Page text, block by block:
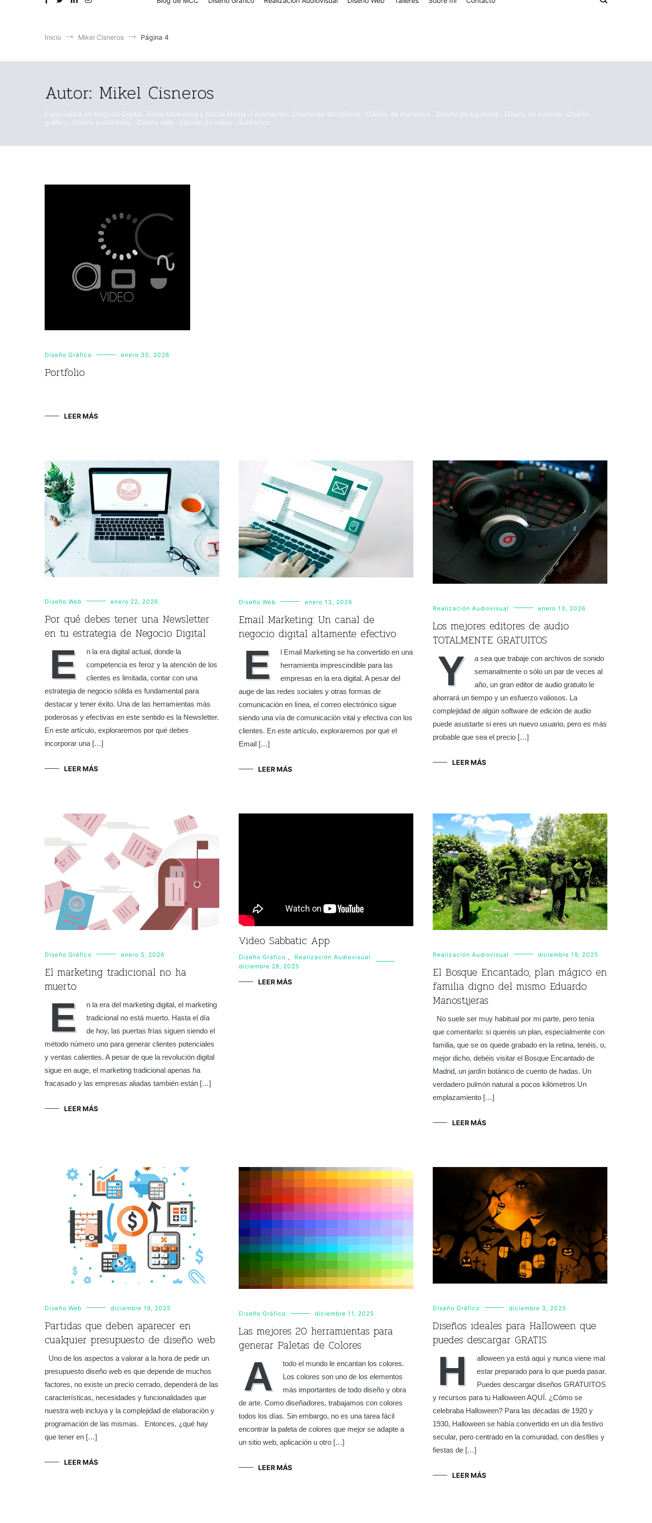
Inicio Mikel Cisneros Página 4
Autor: Mikel Cisneros
Especialista en Negocio Digital, Video Marketing y Social Media // Animación · Diseño de WordPress · Diseño de impresión · Diseño de logotipos · Diseño de marcas · Diseño
gráfico · Diseño publicitario · Diseño web · Edición de vídeo · Ilustración
Diseño Gráfico enero 30, 2026
Portfolio
LEER MÁS
Diseño Web enero 22, 2026
Por qué debes tener una Newsletter
en tu estrategia de Negocio Digital
E
n la era digital actual, donde la
competencia es feroz y la atención de los
clientes es limitada, contar con una
estrategia de negocio sólida es fundamental para
destacar y tener éxito. Una de las herramientas más
poderosas y efectivas en este sentido es la Newsletter.
En este artículo, exploraremos por qué debes
incorporar una […]
LEER MÁS
Diseño Web enero 13, 2026
Email Marketing: Un canal de
negocio digital altamente efectivo
E
l Email Marketing se ha convertido en una
herramienta imprescindible para las
empresas en la era digital. A pesar del
auge de las redes sociales y otras formas de
comunicación en línea, el correo electrónico sigue
siendo una vía de comunicación vital y efectiva con los
clientes. En este artículo, exploraremos por qué el
Email […]
LEER MÁS
Realización Audiovisual enero 13, 2026
Los mejores editores de audio
TOTALMENTE GRATUITOS
Y
a sea que trabaje con archivos de sonido
semanalmente o sólo un par de veces al
año, un gran editor de audio gratuito le
ahorrará un tiempo y un esfuerzo valiosos. La
complejidad de algún software de edición de audio
puede asustarte si eres un nuevo usuario, pero es más
probable que sea el precio […]
LEER MÁS
Diseño Gráfico enero 5, 2026
El marketing tradicional no ha
muerto
E
n la era del marketing digital, el marketing
tradicional no está muerto. Hasta el día
de hoy, las puertas frías siguen siendo el
método número uno para generar clientes potenciales
y ventas calientes. A pesar de que la revolución digital
sigue en auge, el marketing tradicional apenas ha
fracasado y las empresas aliadas también están […]
LEER MÁS
Video Sabbatic App
Diseño Gráfico ,
Realización Audiovisual
diciembre 28, 2025
LEER MÁS
Realización Audiovisual diciembre 19, 2025
El Bosque Encantado, plan mágico en
familia digno del mismo Eduardo
Manostijeras
No suele ser muy habitual por mi parte, pero tenía
que comentarlo: si queréis un plan, especialmente con
familia, que se os quede grabado en la retina, tenéis, o,
mejor dicho, debéis visitar el Bosque Encantado de
Madrid, un jardín botánico de cuento de hadas. Un
verdadero pulmón natural a pocos kilómetros Un
emplazamiento […]
LEER MÁS
Diseño Web diciembre 19, 2025
Partidas que deben aparecer en
cualquier presupuesto de diseño web
Uno de los aspectos a valorar a la hora de pedir un
presupuesto diseño web es que depende de muchos
factores, no existe un precio cerrado, dependerá de las
características, necesidades y funcionalidades que
nuestra web incluya y la complejidad de elaboración y
programación de las mismas. Entonces, ¿qué hay
que tener en […]
LEER MÁS
Diseño Gráfico diciembre 11, 2025
Las mejores 20 herramientas para
generar Paletas de Colores
A
todo el mundo le encantan los colores.
Los colores son uno de los elementos
más importantes de todo diseño y obra
de arte. Como diseñadores, trabajamos con colores
todos los días. Sin embargo, no es una tarea fácil
encontrar la paleta de colores que mejor se adapte a
un sitio web, aplicación u otro […]
LEER MÁS
Diseño Gráfico diciembre 3, 2025
Diseños ideales para Halloween que
puedes descargar GRATIS
H
alloween ya está aquí y nunca viene mal
estar preparado para lo que pueda pasar.
Puedes descargar diseños GRATUITOS
y recursos para tu Halloween AQUÍ. ¿Cómo se
celebraba Halloween? Para las décadas de 1920 y
1930, Halloween se había convertido en un día festivo
secular, pero centrado en la comunidad, con desfiles y
fiestas de […]
LEER MÁS